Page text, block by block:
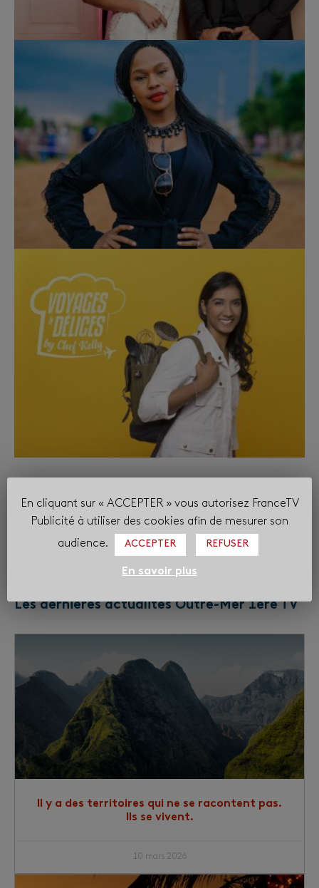
Télécharger le PDF
%size%
Les dernières actualités Outre-Mer 1ère TV
Il y a des territoires qui ne se racontent pas.
Ils se vivent.
10 mars 2026
En cliquant sur « ACCEPTER » vous autorisez FranceTV
Publicité à utiliser des cookies afin de mesurer son
audience.
ACCEPTER REFUSER
En savoir plus